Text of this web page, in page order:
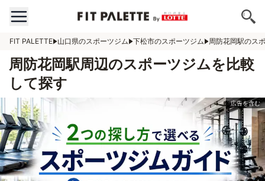
FIT PALETTE 山口県のスポーツジム 下松市のスポーツジム 周防花岡駅のス
周防花岡駅周辺のスポーツジムを比較
して探す